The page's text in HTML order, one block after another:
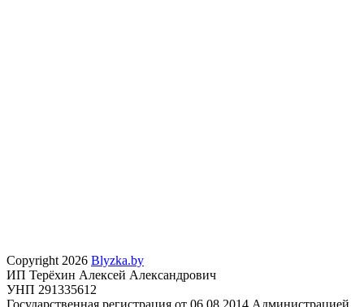
Copyright 2026 Blyzka.by
ИП Терёхин Алексей Александрович
УНП 291335612